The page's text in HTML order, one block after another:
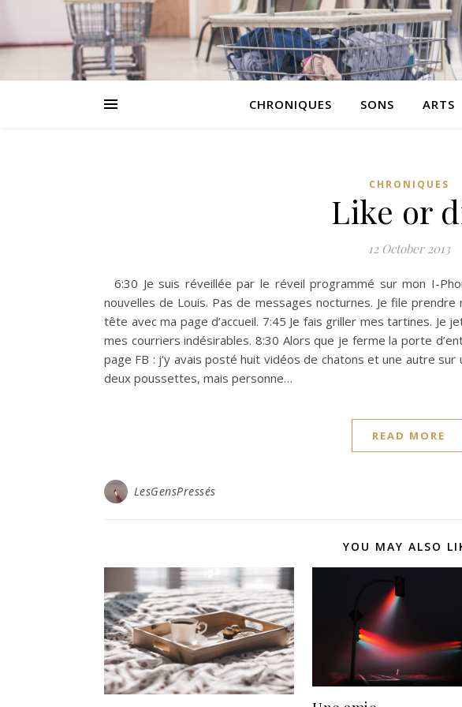
CHRONIQUES SONS ARTS
CHRONIQUES
Like or
12 October 2013
6:30 Je suis réveillée par le réveil programmé sur mon I-
nouvelles de Louis. Pas de messages nocturnes. Je file
tête avec ma page d’accueil. 7:45 Je fais griller mes tartines. Je
mes courriers indésirables. 8:30 Alors que je ferme la porte
page FB : j’y avais posté huit vidéos de chatons et une autre sur
deux poussettes, mais personne…
READ MORE
LesGensPressés
YOU MAY ALSO